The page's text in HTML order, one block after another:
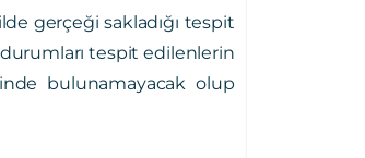
gerçeği sakladığı tespit
durumları tespit edilenlerin
bulunamayacak olup